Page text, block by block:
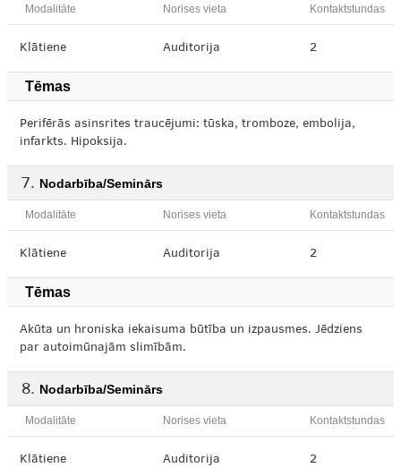
Modalitāte Norises vieta Kontaktstundas
Klātiene Auditorija 2
Tēmas
Perifērās asinsrites traucējumi: tūska, tromboze, embolija,
infarkts. Hipoksija.
Nodarbība/Seminārs
Modalitāte Norises vieta Kontaktstundas
Klātiene Auditorija 2
Tēmas
Akūta un hroniska iekaisuma būtība un izpausmes. Jēdziens
par autoimūnajām slimībām.
Nodarbība/Seminārs
Modalitāte Norises vieta Kontaktstundas
Klātiene Auditorija 2